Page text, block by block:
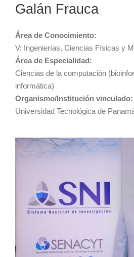
Galán Frauca
Área de Conocimiento:
V: Ingenierías, Ciencias Físicas y
Área de Especialidad:
Ciencias de la computación
informática)
Organismo/Institución vinculado:
Universidad Tecnológica de